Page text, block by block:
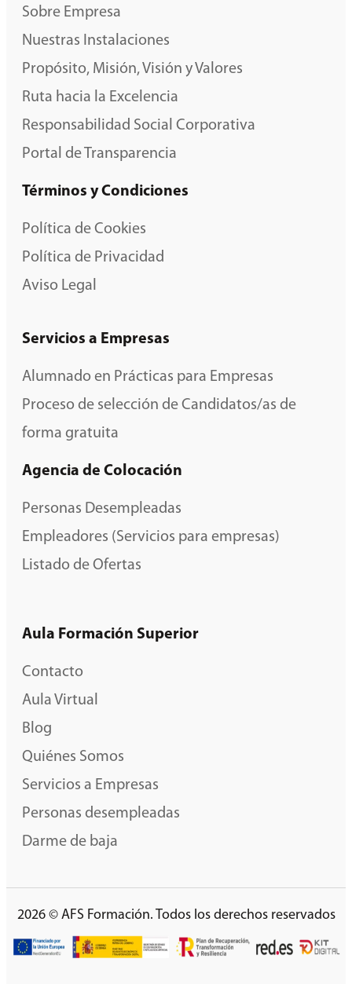
Sobre Empresa
Nuestras Instalaciones
Propósito, Misión, Visión y Valores
Ruta hacia la Excelencia
Responsabilidad Social Corporativa
Portal de Transparencia
Términos y Condiciones
Política de Cookies
Política de Privacidad
Aviso Legal
Servicios a Empresas
Alumnado en Prácticas para Empresas
Proceso de selección de Candidatos/as de
forma gratuita
Agencia de Colocación
Personas Desempleadas
Empleadores (Servicios para empresas)
Listado de Ofertas
Aula Formación Superior
Contacto
Aula Virtual
Blog
Quiénes Somos
Servicios a Empresas
Personas desempleadas
Darme de baja
2026 © AFS Formación. Todos los derechos reservados